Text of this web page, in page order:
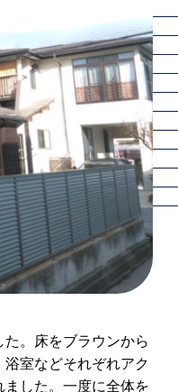
。床をブラウンから
室などそれぞれアク
した。一度に全体を